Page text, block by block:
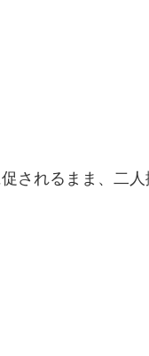
されるまま、二人